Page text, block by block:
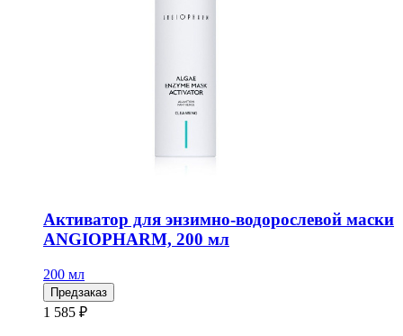
Активатор для энзимно-водорослевой маски
ANGIOPHARM, 200 мл
200 мл
Предзаказ
1 585 ₽